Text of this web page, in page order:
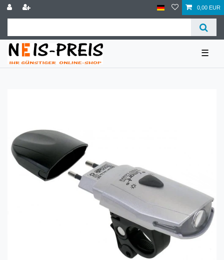
0,00 EUR
☰